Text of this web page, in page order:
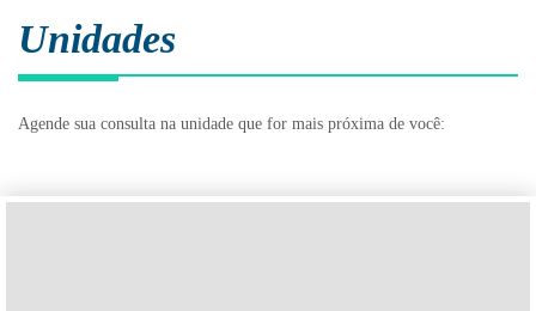
Unidades
Agende sua consulta na unidade que for mais próxima de você: